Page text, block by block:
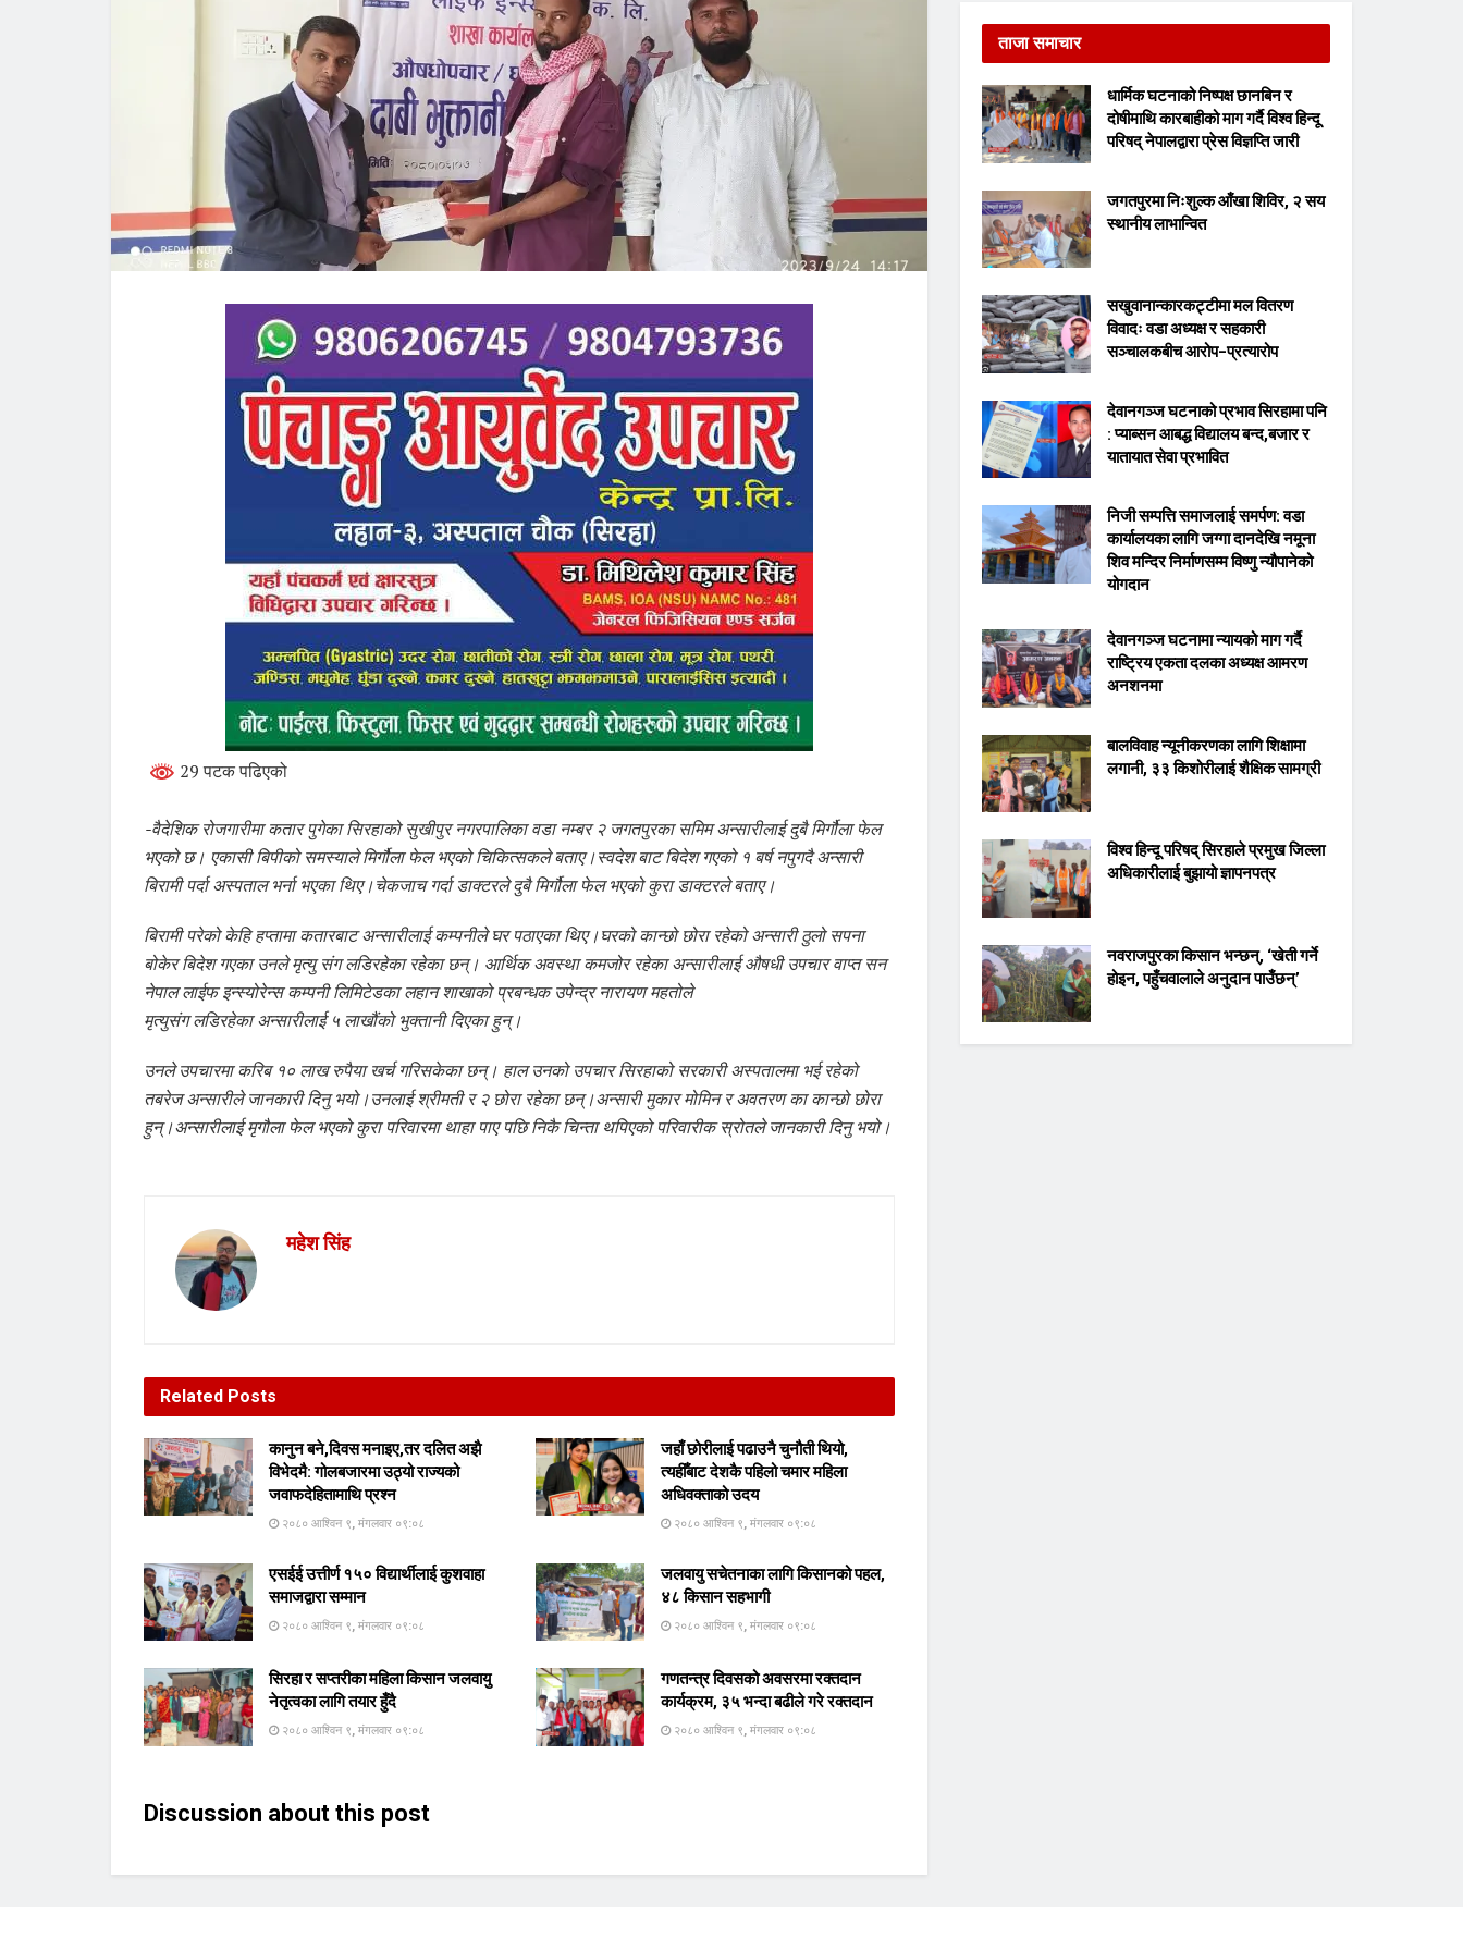
29 पटक पढिएको
-वैदेशिक रोजगारीमा कतार पुगेका सिरहाको सुखीपुर नगरपालिका वडा नम्बर २ जगतपुरका समिम अन्सारीलाई दुबै मिर्गौला फेल
भएको छ। एकासी बिपीको समस्याले मिर्गौला फेल भएको चिकित्सकले बताए।स्वदेश बाट बिदेश गएको १ बर्ष नपुगदै अन्सारी
बिरामी पर्दा अस्पताल भर्ना भएका थिए।चेकजाच गर्दा डाक्टरले दुबै मिर्गौला फेल भएको कुरा डाक्टरले बताए।
बिरामी परेको केहि हप्तामा कतारबाट अन्सारीलाई कम्पनीले घर पठाएका थिए।घरको कान्छो छोरा रहेको अन्सारी ठुलो सपना
बोकेर बिदेश गएका उनले मृत्यु संग लडिरहेका रहेका छन्। आर्थिक अवस्था कमजोर रहेका अन्सारीलाई औषधी उपचार वाप्त सन
नेपाल लाईफ इन्स्योरेन्स कम्पनी लिमिटेडका लहान शाखाको प्रबन्धक उपेन्द्र नारायण महतोले
मृत्युसंग लडिरहेका अन्सारीलाई ५ लाखौंको भुक्तानी दिएका हुन्।
उनले उपचारमा करिब १० लाख रुपैया खर्च गरिसकेका छन्। हाल उनको उपचार सिरहाको सरकारी अस्पतालमा भई रहेको
तबरेज अन्सारीले जानकारी दिनु भयो।उनलाई श्रीमती र २ छोरा रहेका छन्।अन्सारी मुकार मोमिन र अवतरण का कान्छो छोरा
हुन्।अन्सारीलाई मृगौला फेल भएको कुरा परिवारमा थाहा पाए पछि निकै चिन्ता थपिएको परिवारीक स्रोतले जानकारी दिनु भयो।
महेश सिंह
Related Posts
कानुन बने,दिवस मनाइए,तर दलित अझै
विभेदमै: गोलबजारमा उठ्यो राज्यको
जवाफदेहितामाथि प्रश्न
२०८० आश्विन ९, मंगलवार ०९:०८
जहाँ छोरीलाई पढाउनै चुनौती थियो,
त्यहीँबाट देशकै पहिलो चमार महिला
अधिवक्ताको उदय
२०८० आश्विन ९, मंगलवार ०९:०८
एसईई उत्तीर्ण १५० विद्यार्थीलाई कुशवाहा
समाजद्वारा सम्मान
२०८० आश्विन ९, मंगलवार ०९:०८
जलवायु सचेतनाका लागि किसानको पहल,
४८ किसान सहभागी
२०८० आश्विन ९, मंगलवार ०९:०८
सिरहा र सप्तरीका महिला किसान जलवायु
नेतृत्वका लागि तयार हुँदै
२०८० आश्विन ९, मंगलवार ०९:०८
गणतन्त्र दिवसको अवसरमा रक्तदान
कार्यक्रम, ३५ भन्दा बढीले गरे रक्तदान
२०८० आश्विन ९, मंगलवार ०९:०८
Discussion about this post
ताजा समाचार
धार्मिक घटनाको निष्पक्ष छानबिन र
दोषीमाथि कारबाहीको माग गर्दै विश्व हिन्दू
परिषद् नेपालद्वारा प्रेस विज्ञप्ति जारी
जगतपुरमा निःशुल्क आँखा शिविर, २ सय
स्थानीय लाभान्वित
सखुवानान्कारकट्टीमा मल वितरण
विवादः वडा अध्यक्ष र सहकारी
सञ्चालकबीच आरोप–प्रत्यारोप
देवानगञ्ज घटनाको प्रभाव सिरहामा पनि
: प्याब्सन आबद्ध विद्यालय बन्द,बजार र
यातायात सेवा प्रभावित
निजी सम्पत्ति समाजलाई समर्पण: वडा
कार्यालयका लागि जग्गा दानदेखि नमूना
शिव मन्दिर निर्माणसम्म विष्णु न्यौपानेको
योगदान
देवानगञ्ज घटनामा न्यायको माग गर्दै
राष्ट्रिय एकता दलका अध्यक्ष आमरण
अनशनमा
बालविवाह न्यूनीकरणका लागि शिक्षामा
लगानी, ३३ किशोरीलाई शैक्षिक सामग्री
विश्व हिन्दू परिषद् सिरहाले प्रमुख जिल्ला
अधिकारीलाई बुझायो ज्ञापनपत्र
नवराजपुरका किसान भन्छन्, ‘खेती गर्ने
होइन, पहुँचवालाले अनुदान पाउँछन्’